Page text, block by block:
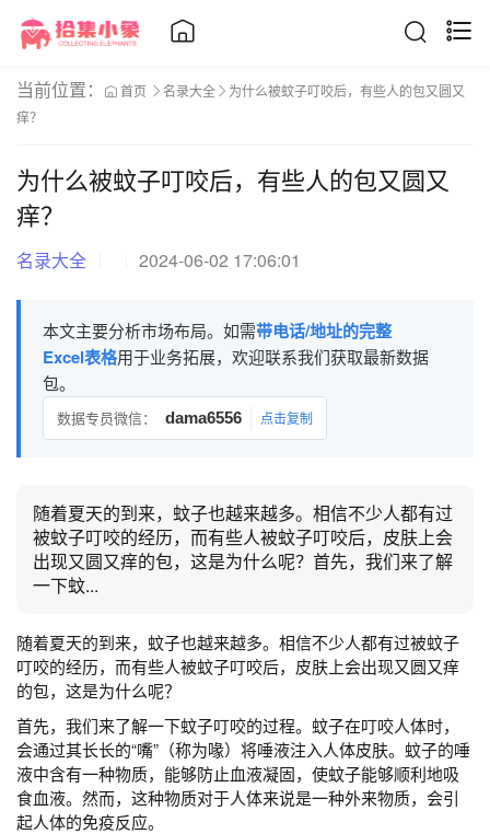
当前位置： 首页 名录大全
为什么被蚊子叮咬后，有些人的包又圆又
痒？
为什么被蚊子叮咬后，有些人的包又圆又
痒？
名录大全 2024-06-02 17:06:01
本文主要分析市场布局。如需带电话/地址的完整
Excel表格用于业务拓展，欢迎联系我们获取最新数据
包。
数据专员微信： dama6556 点击复制
随着夏天的到来，蚊子也越来越多。相信不少人都有过
被蚊子叮咬的经历，而有些人被蚊子叮咬后，皮肤上会
出现又圆又痒的包，这是为什么呢？首先，我们来了解
一下蚊...
随着夏天的到来，蚊子也越来越多。相信不少人都有过被蚊子
叮咬的经历，而有些人被蚊子叮咬后，皮肤上会出现又圆又痒
的包，这是为什么呢？
首先，我们来了解一下蚊子叮咬的过程。蚊子在叮咬人体时，
会通过其长长的“嘴”（称为喙）将唾液注入人体皮肤。蚊子的唾
液中含有一种物质，能够防止血液凝固，使蚊子能够顺利地吸
食血液。然而，这种物质对于人体来说是一种外来物质，会引
起人体的免疫反应。